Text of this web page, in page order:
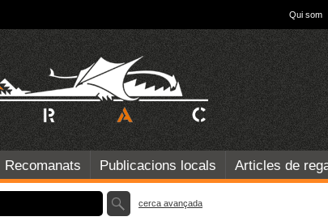
Qui som
Recomanats Publicacions locals Articles de
cerca avançada